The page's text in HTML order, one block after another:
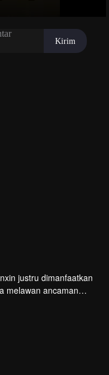
justru dimanfaatkan
melawan ancaman
takdir mereka